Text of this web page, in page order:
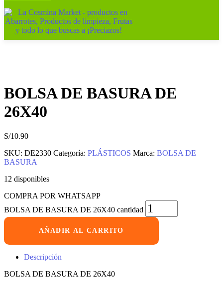
BOLSA DE BASURA DE
26X40
S/10.90
SKU: DE2330 Categoría: PLÁSTICOS Marca: BOLSA DE
BASURA
12 disponibles
COMPRA POR WHATSAPP
BOLSA DE BASURA DE 26X40 cantidad
AÑADIR AL CARRITO
Descripción
BOLSA DE BASURA DE 26X40